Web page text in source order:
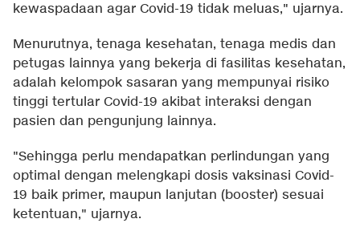
kewaspadaan agar Covid-19 tidak meluas," ujarnya.
Menurutnya, tenaga kesehatan, tenaga medis dan
petugas lainnya yang bekerja di fasilitas kesehatan,
adalah kelompok sasaran yang mempunyai risiko
tinggi tertular Covid-19 akibat interaksi dengan
pasien dan pengunjung lainnya.
"Sehingga perlu mendapatkan perlindungan yang
optimal dengan melengkapi dosis vaksinasi Covid-
19 baik primer, maupun lanjutan (booster) sesuai
ketentuan," ujarnya.